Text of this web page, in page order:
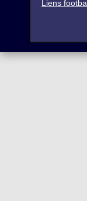
Liens football